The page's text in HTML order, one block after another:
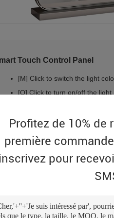
Touch Control Panel
[M] Click to switch the light
[O] Click to turn on/off the light
Profitez de 10% de
première
pour